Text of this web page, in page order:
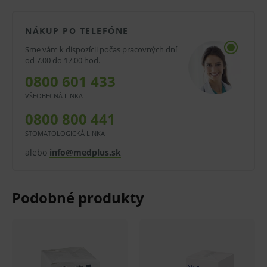
polstrovanie medzi prstami.
Vlastnosti a výhody:
6 vrstiev netkanej textílie
100 kusov v papierovom vrecku
Dobrá savosť
Mäkký materiál
Možnosť sterilizácie parou, ethylénoxídom
alebo žiarením
NÁKUP PO TELEFÓNE
Sme vám k dispozícii počas pracovných dní
od 7.00 do 17.00 hod.
0800 601 433
VŠEOBECNÁ LINKA
0800 800 441
STOMATOLOGICKÁ LINKA
alebo info@medplus.sk